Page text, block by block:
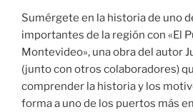
Sumérgete en la historia de uno
importantes de la región con «El
Montevideo», una obra del autor
(junto con otros colaboradores)
comprender la historia y los
forma a uno de los puertos más